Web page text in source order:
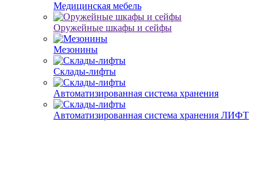
Медицинская мебель
Оружейные шкафы и сейфы
Мезонины
Склады-лифты
Автоматизированная система хранения
Автоматизированная система хранения ЛИФТ